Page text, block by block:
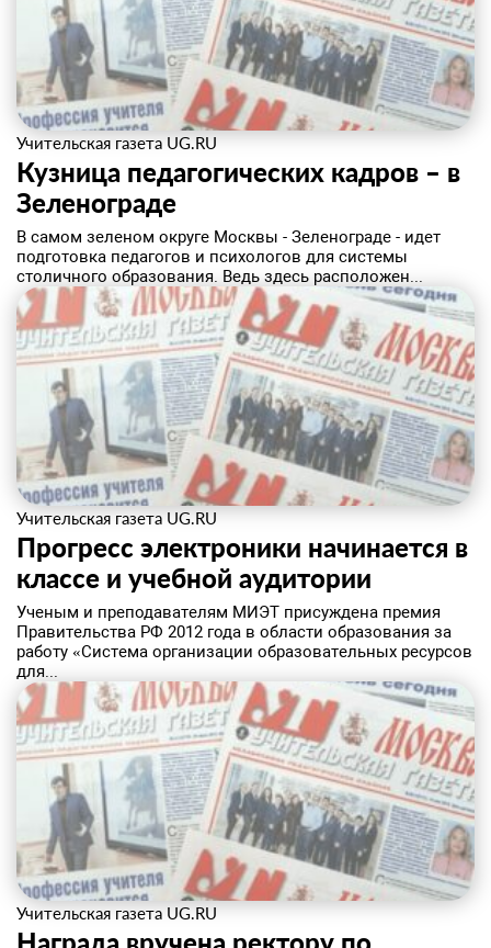
Учительская газета UG.RU
Кузница педагогических кадров – в
Зеленограде
В самом зеленом округе Москвы - Зеленограде - идет
подготовка педагогов и психологов для системы
столичного образования. Ведь здесь расположен...
Учительская газета UG.RU
Прогресс электроники начинается в
классе и учебной аудитории
​Ученым и преподавателям МИЭТ присуждена премия
Правительства РФ 2012 года в области образования за
работу «Система организации образовательных ресурсов
для...
Учительская газета UG.RU